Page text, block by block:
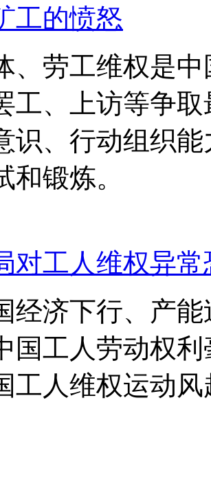
工的愤怒
、劳工维权是
工、上访等争
识、行动组织
和锻炼。
对工人维权异
经济下行、产
国工人劳动权
工人维权运动